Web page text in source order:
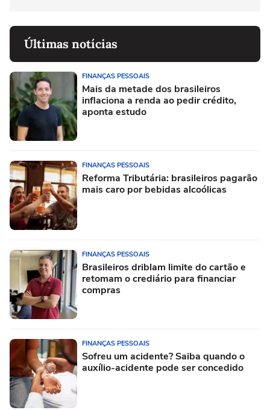
Últimas notícias
FINANÇAS PESSOAIS
Mais da metade dos brasileiros
inflaciona a renda ao pedir crédito,
aponta estudo
FINANÇAS PESSOAIS
Reforma Tributária: brasileiros pagarão
mais caro por bebidas alcoólicas
FINANÇAS PESSOAIS
Brasileiros driblam limite do cartão e
retomam o crediário para financiar
compras
FINANÇAS PESSOAIS
Sofreu um acidente? Saiba quando o
auxílio-acidente pode ser concedido